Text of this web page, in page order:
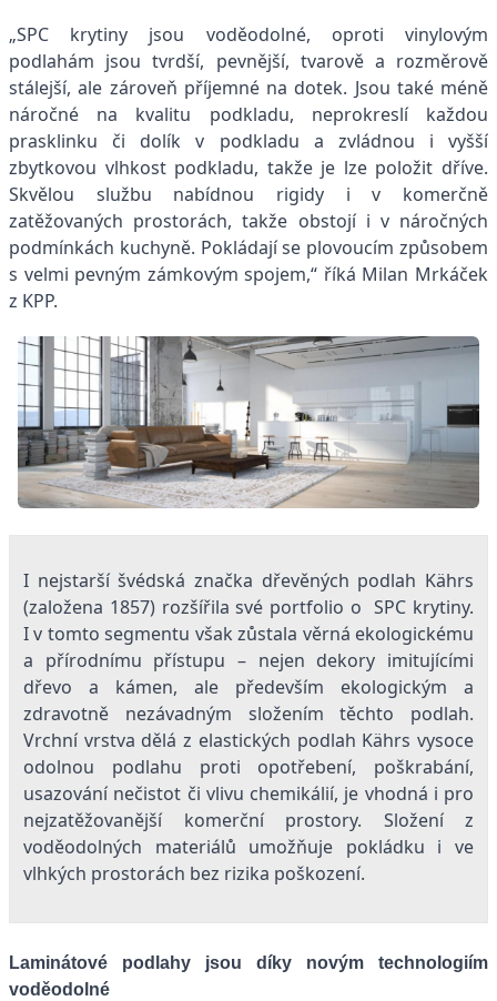
„SPC krytiny jsou voděodolné, oproti vinylovým
podlahám jsou tvrdší, pevnější, tvarově a rozměrově
stálejší, ale zároveň příjemné na dotek. Jsou také méně
náročné na kvalitu podkladu, neprokreslí každou
prasklinku či dolík v podkladu a zvládnou i vyšší
zbytkovou vlhkost podkladu, takže je lze položit dříve.
Skvělou službu nabídnou rigidy i v komerčně
zatěžovaných prostorách, takže obstojí i v náročných
podmínkách kuchyně. Pokládají se plovoucím způsobem
s velmi pevným zámkovým spojem,“ říká Milan Mrkáček
z KPP.
I nejstarší švédská značka dřevěných podlah Kährs
(založena 1857) rozšířila své portfolio o SPC krytiny.
I v tomto segmentu však zůstala věrná ekologickému
a přírodnímu přístupu – nejen dekory imitujícími
dřevo a kámen, ale především ekologickým a
zdravotně nezávadným složením těchto podlah.
Vrchní vrstva dělá z elastických podlah Kährs vysoce
odolnou podlahu proti opotřebení, poškrabání,
usazování nečistot či vlivu chemikálií, je vhodná i pro
nejzatěžovanější komerční prostory. Složení z
voděodolných materiálů umožňuje pokládku i ve
vlhkých prostorách bez rizika poškození.
Laminátové podlahy jsou díky novým technologiím
voděodolné